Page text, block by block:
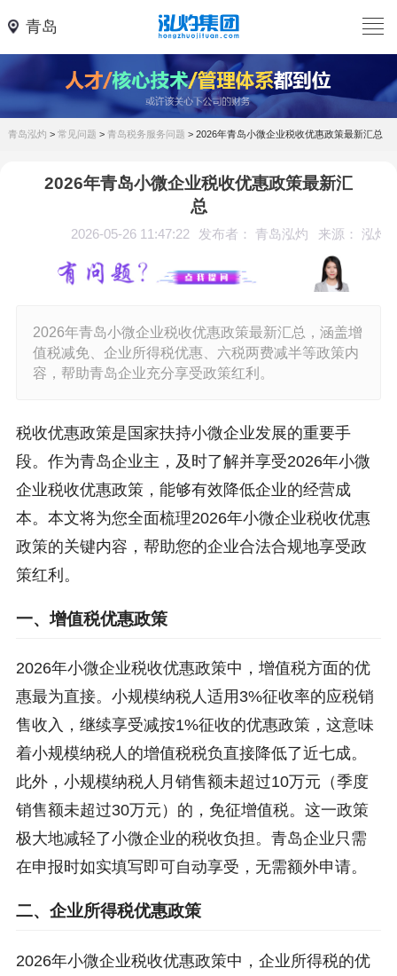
青岛
青岛泓灼 > 常见问题 > 青岛税务服务问题 > 2026年青岛小微企业税收优惠政策最新汇总
2026年青岛小微企业税收优惠政策最新汇
总
2026-05-26 11:47:22 发布者： 青岛泓灼 来源： 泓灼
2026年青岛小微企业税收优惠政策最新汇总，涵盖增
值税减免、企业所得税优惠、六税两费减半等政策内
容，帮助青岛企业充分享受政策红利。
税收优惠政策是国家扶持小微企业发展的重要手
段。作为青岛企业主，及时了解并享受2026年小微
企业税收优惠政策，能够有效降低企业的经营成
本。本文将为您全面梳理2026年小微企业税收优惠
政策的关键内容，帮助您的企业合法合规地享受政
策红利。
一、增值税优惠政策
2026年小微企业税收优惠政策中，增值税方面的优
惠最为直接。小规模纳税人适用3%征收率的应税销
售收入，继续享受减按1%征收的优惠政策，这意味
着小规模纳税人的增值税税负直接降低了近七成。
此外，小规模纳税人月销售额未超过10万元（季度
销售额未超过30万元）的，免征增值税。这一政策
极大地减轻了小微企业的税收负担。青岛企业只需
在申报时如实填写即可自动享受，无需额外申请。
二、企业所得税优惠政策
2026年小微企业税收优惠政策中，企业所得税的优